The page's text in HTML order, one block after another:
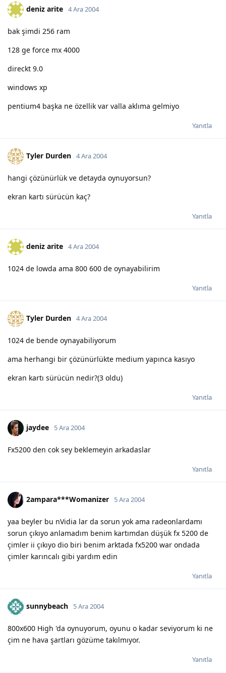
deniz arite 4 Ara 2004
bak şimdi 256 ram
128 ge force mx 4000
direckt 9.0
windows xp
pentium4 başka ne özellik var valla aklıma gelmiyo
Yanıtla
Tyler Durden 4 Ara 2004
hangi çözünürlük ve detayda oynuyorsun?
ekran kartı sürücün kaç?
Yanıtla
deniz arite 4 Ara 2004
1024 de lowda ama 800 600 de oynayabilirim
Yanıtla
Tyler Durden 4 Ara 2004
1024 de bende oynayabiliyorum
ama herhangi bir çözünürlükte medium yapınca kasıyo
ekran kartı sürücün nedir?(3 oldu)
Yanıtla
jaydee 5 Ara 2004
Fx5200 den cok sey beklemeyin arkadaslar
Yanıtla
2ampara***Womanizer 5 Ara 2004
yaa beyler bu nVidia lar da sorun yok ama radeonlardamı
sorun çıkıyo anlamadım benim kartımdan düşük fx 5200 de
çimler ii çıkıyo dio biri benim arktada fx5200 war ondada
çimler karıncalı gibi yardım edin
Yanıtla
sunnybeach 5 Ara 2004
800x600 High 'da oynuyorum, oyunu o kadar seviyorum ki ne
çim ne hava şartları gözüme takılmıyor.
Yanıtla